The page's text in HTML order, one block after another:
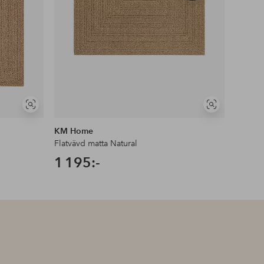
Visa
Visa
KM Home
Flatvävd matta Natural
1 195:-